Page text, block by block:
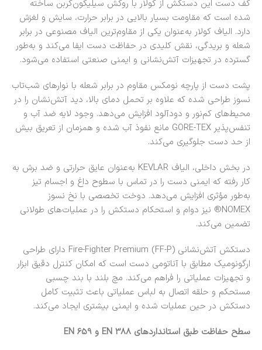
کف دست این دستکش از کولار با روکش سیلیکون‌کربن ساخته
شده است که مقاومت بسیار بالایی در برابر حرارت، سایش و لغزش
دارد. الیاف کولار به‌عنوان یکی از مقاوم‌ترین الیاف مصنوعی در برابر
شعله و بریدگی، نقش کلیدی در حفاظت دست ایفا می‌کند و به‌طور
گسترده در تجهیزات آتش‌نشانی و ایمنی صنعتی استفاده می‌شود.
پشت دست از پارچه نومکس مقاوم در برابر شعله با نوارهای شب‌تاب
نسوز طراحی شده که علاوه بر تحمل دمای بالا، دید آتش‌نشان را در
محیط‌های کم‌نور و دودآلود افزایش می‌دهد. وجود لایه ضد آب و
تنفس‌پذیر GORE-TEX مانع نفوذ آب شده و همزمان از تعریق بیش
از حد دست جلوگیری می‌کند.
در بخش داخلی، الیاف KEVLAR به‌عنوان عایق حرارتی و ضد برش به
کار رفته که ایمنی دست را در تماس با سطوح داغ و اجسام تیز
به‌طور مؤثری افزایش می‌دهد. دوخت تخصصی با نخ نسوز
NOMEX® نیز دوام و استحکام دستکش را در عملیات‌های طولانی
تضمین می‌کند.
دستکش آتش‌نشانی Fire-Fighter Premium (FF-P) دارای طراحی
ارگونومیک مطابق با آناتومی دست است که امکان کنترل دقیق ابزار
و تجهیزات عملیاتی را فراهم می‌کند. مچ بلند با بند چسبی
مستحکم و حلقه اتصال به لباس عملیاتی باعث تثبیت کامل
دستکش در حین عملیات شده و ایمنی بیشتری ایجاد می‌کند.
سطح حفاظت طبق استانداردهای EN 388 و EN 659